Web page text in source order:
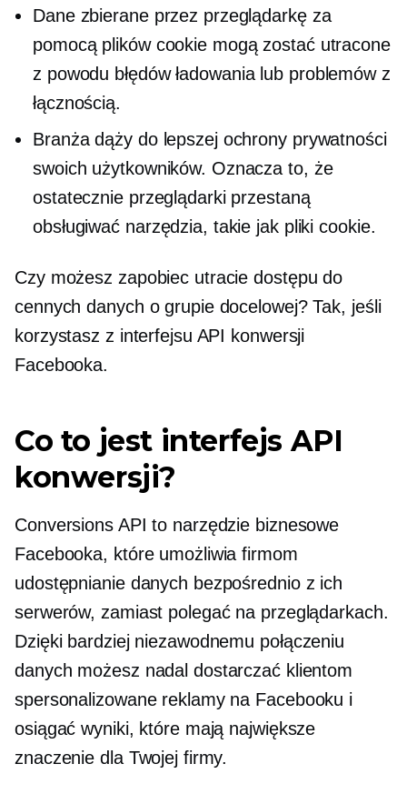
Dane zbierane przez przeglądarkę za
pomocą plików cookie mogą zostać utracone
z powodu błędów ładowania lub problemów z
łącznością.
Branża dąży do lepszej ochrony prywatności
swoich użytkowników. Oznacza to, że
ostatecznie przeglądarki przestaną
obsługiwać narzędzia, takie jak pliki cookie.
Czy możesz zapobiec utracie dostępu do
cennych danych o grupie docelowej? Tak, jeśli
korzystasz z interfejsu API konwersji
Facebooka.
Co to jest interfejs API
konwersji?
Conversions API to narzędzie biznesowe
Facebooka, które umożliwia firmom
udostępnianie danych bezpośrednio z ich
serwerów, zamiast polegać na przeglądarkach.
Dzięki bardziej niezawodnemu połączeniu
danych możesz nadal dostarczać klientom
spersonalizowane reklamy na Facebooku i
osiągać wyniki, które mają największe
znaczenie dla Twojej firmy.